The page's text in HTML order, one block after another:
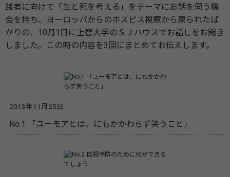
践者に向けて「生と死を考える」をテーマにお話を伺う機
会を持ち、ヨーロッパからのホスピス視察から戻られたば
かりの、10月1日に上智大学のＳＪハウスでお話しをお聞き
しました。この時の内容を3回にまとめてお伝えします。
2013年11月25日
No.1 「ユーモアとは、にもかかわらず笑うこと」